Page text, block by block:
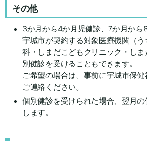
その他
3か月から4か月児健診、7か月から8
宇城市が契約する対象医療機関（
科・しまだこどもクリニック・し
別健診を受けることもできます。
ご希望の場合は、事前に宇城市保
ご連絡ください。
個別健診を受けられた場合、翌月
します。